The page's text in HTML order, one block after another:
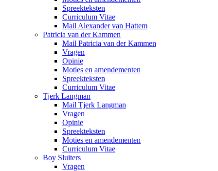
Spreekteksten
Curriculum Vitae
Mail Alexander van Hattem
Patricia van der Kammen
Mail Patricia van der Kammen
Vragen
Opinie
Moties en amendementen
Spreekteksten
Curriculum Vitae
Tjerk Langman
Mail Tjerk Langman
Vragen
Opinie
Spreekteksten
Moties en amendementen
Curriculum Vitae
Boy Sluiters
Vragen